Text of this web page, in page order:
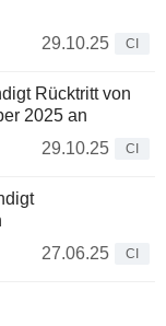
29.10.25
CI
Rücktritt von
2025 an
29.10.25
CI
27.06.25
CI